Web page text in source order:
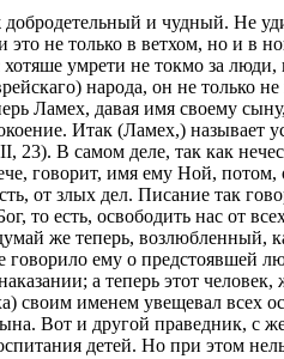
и чудный. Не
не только в ветхом, но и в
умрети не токмо за
народа, он не только
Ламех, давая имя своему
Итак (Ламех,) называет
23). В самом деле, так как
говорит, имя ему Ной, потом,
от злых дел. Писание так
то есть, освободить нас от
же теперь, возлюбленный,
говорило ему о предстоявшей
а теперь этот
именем увещевал всех
Вот и другой праведник, с
детей. Но при этом